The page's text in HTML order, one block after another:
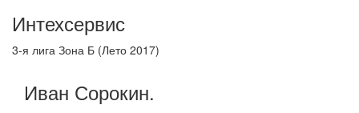
Интехсервис
3-я лига Зона Б (Лето 2017)
Иван Сорокин.